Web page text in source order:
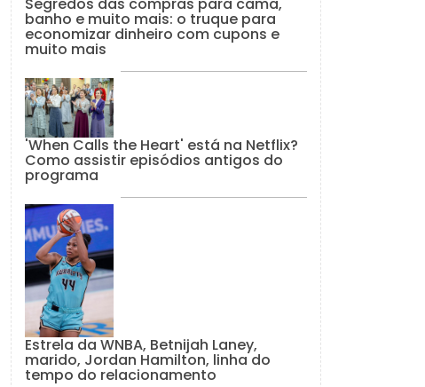
Segredos das compras para cama,
banho e muito mais: o truque para
economizar dinheiro com cupons e
muito mais
'When Calls the Heart' está na Netflix?
Como assistir episódios antigos do
programa
Estrela da WNBA, Betnijah Laney,
marido, Jordan Hamilton, linha do
tempo do relacionamento